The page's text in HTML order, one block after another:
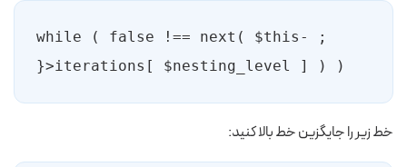
; while ( false !== next( $this-
>iterations[ $nesting_level ] ) ){
خط زیر را جایگزین خط بالا کنید: